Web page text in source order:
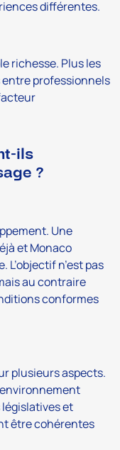
différentes.
richesse. Plus les
professionnels
ils
?
Une
et Monaco
n’est pas
au contraire
conformes
plusieurs aspects.
et
être cohérentes